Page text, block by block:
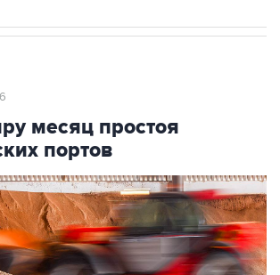
месяц простоя
портов